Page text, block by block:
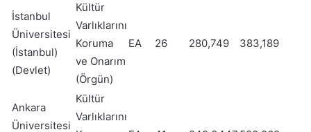
İstanbul
Üniversitesi
(İstanbul)
(Devlet)
Kültür
Varlıklarını
Koruma
ve Onarım
(Örgün)
EA 26 280,749 383,189
Ankara
Üniversitesi
Kültür
Varlıklarını